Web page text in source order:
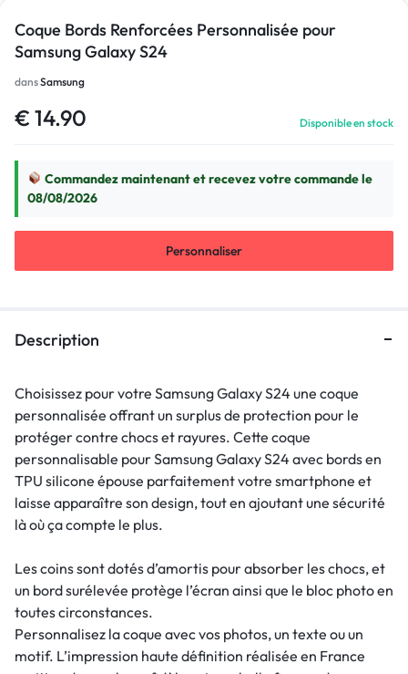
Coque Bords Renforcées Personnalisée pour
Samsung Galaxy S24
dansSamsung
€ 14.90 Disponible en stock
Commandez maintenant et recevez votre commande le
08/08/2026
Personnaliser
Description
Choisissez pour votre Samsung Galaxy S24 une coque
personnalisée offrant un surplus de protection pour le
protéger contre chocs et rayures. Cette coque
personnalisable pour Samsung Galaxy S24 avec bords en
TPU silicone épouse parfaitement votre smartphone et
laisse apparaître son design, tout en ajoutant une sécurité
là où ça compte le plus.
Les coins sont dotés d’amortis pour absorber les chocs, et
un bord surélevée protège l’écran ainsi que le bloc photo en
toutes circonstances.
Personnalisez la coque avec vos photos, un texte ou un
motif. L’impression haute définition réalisée en France